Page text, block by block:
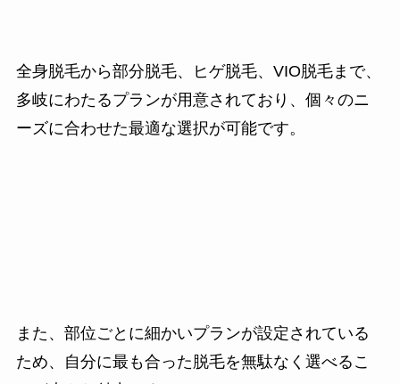
全身脱毛から部分脱毛、ヒゲ脱毛、VIO脱毛まで、
多岐にわたるプランが用意されており、個々のニ
ーズに合わせた最適な選択が可能です。
また、部位ごとに細かいプランが設定されている
ため、自分に最も合った脱毛を無駄なく選べるこ